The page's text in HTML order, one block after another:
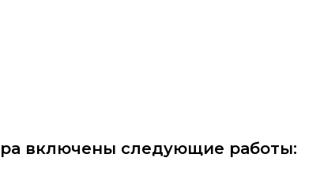
включены следующие работы: